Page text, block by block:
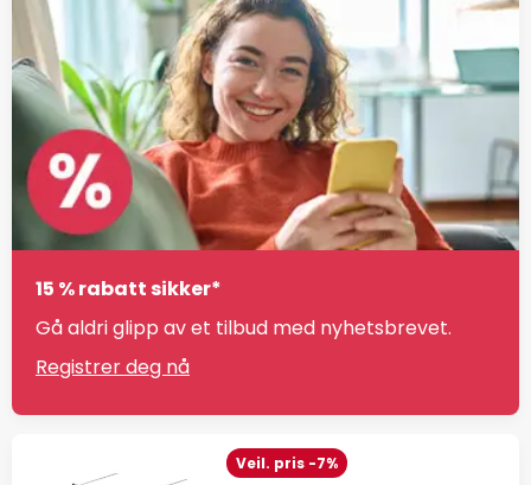
15 % rabatt sikker*
Gå aldri glipp av et tilbud med nyhetsbrevet.
Registrer deg nå
Veil. pris -7%